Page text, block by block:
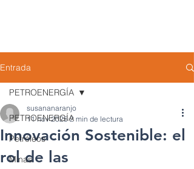
Entrada
PETROENERGÍA
Petróleos
Minas
PETROENERGÍA
Innovación Sostenible: el
rol de las
susananaranjo
11 nov 2025 2 min de lectura